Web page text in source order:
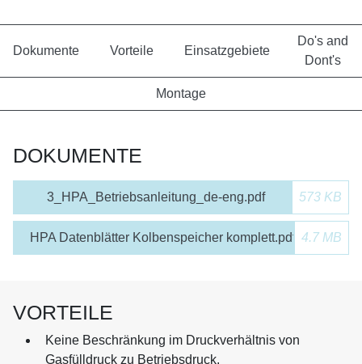
Dokumente Vorteile Einsatzgebiete
Do's and
Dont's
Montage
DOKUMENTE
3_HPA_Betriebsanleitung_de-eng.pdf 573 KB
HPA Datenblätter Kolbenspeicher komplett.pdf 4.7 MB
VORTEILE
Keine Beschränkung im Druckverhältnis von
Gasfülldruck zu Betriebsdruck.